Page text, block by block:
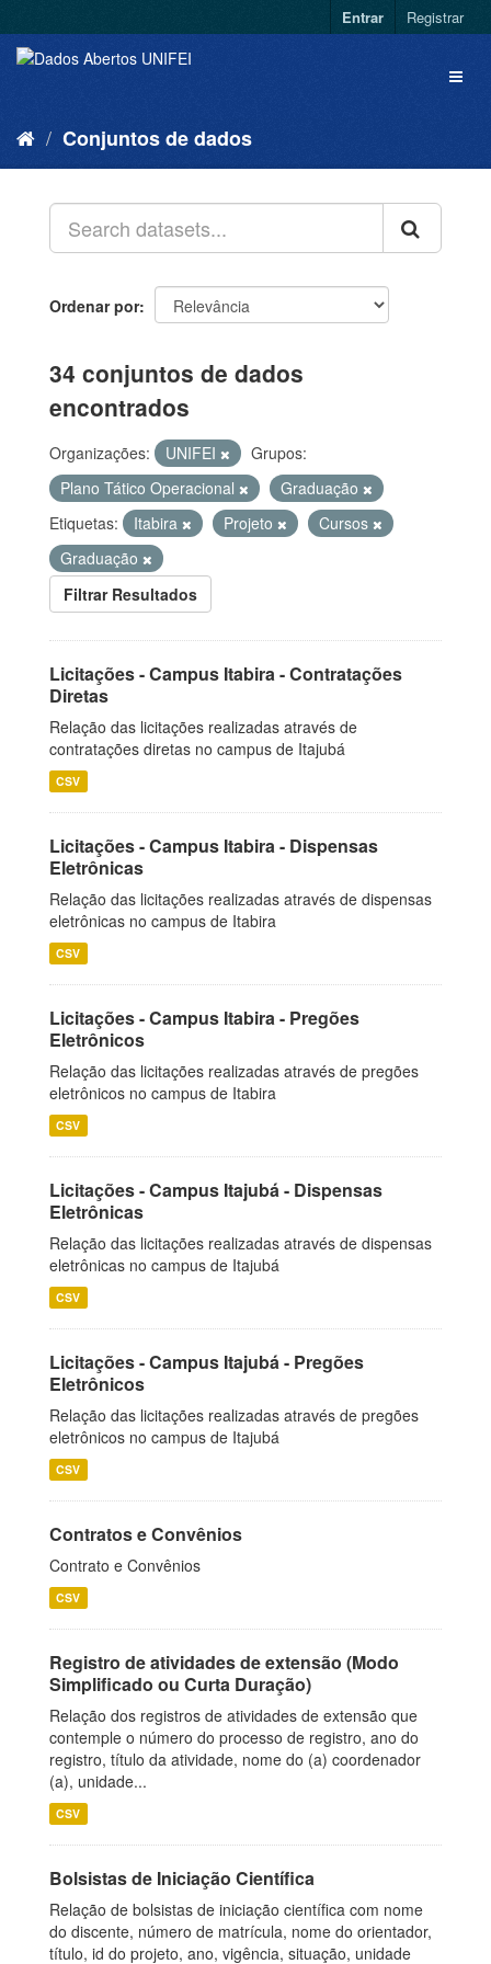
Entrar Registrar
Conjuntos de dados
Ordenar por
34 conjuntos de dados
encontrados
Organizações: UNIFEI
Grupos:
Plano Tático Operacional
Graduação
Etiquetas:
Itabira Projeto
Cursos
Graduação
Filtrar Resultados
Licitações - Campus Itabira - Contratações
Diretas
Relação das licitações realizadas através de
contratações diretas no campus de Itajubá
CSV
Licitações - Campus Itabira - Dispensas
Eletrônicas
Relação das licitações realizadas através de dispensas
eletrônicas no campus de Itabira
CSV
Licitações - Campus Itabira - Pregões
Eletrônicos
Relação das licitações realizadas através de pregões
eletrônicos no campus de Itabira
CSV
Licitações - Campus Itajubá - Dispensas
Eletrônicas
Relação das licitações realizadas através de dispensas
eletrônicas no campus de Itajubá
CSV
Licitações - Campus Itajubá - Pregões
Eletrônicos
Relação das licitações realizadas através de pregões
eletrônicos no campus de Itajubá
CSV
Contratos e Convênios
Contrato e Convênios
CSV
Registro de atividades de extensão (Modo
Simplificado ou Curta Duração)
Relação dos registros de atividades de extensão que
contemple o número do processo de registro, ano do
registro, título da atividade, nome do (a) coordenador
(a), unidade...
CSV
Bolsistas de Iniciação Científica
Relação de bolsistas de iniciação científica com nome
do discente, número de matrícula, nome do orientador,
título, id do projeto, ano, vigência, situação, unidade